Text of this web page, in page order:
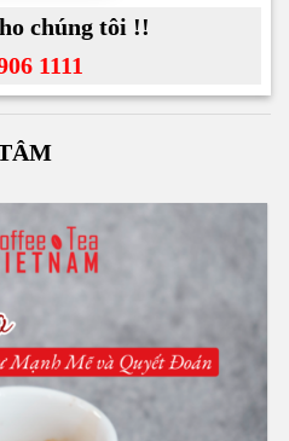
chúng tôi !!
1111